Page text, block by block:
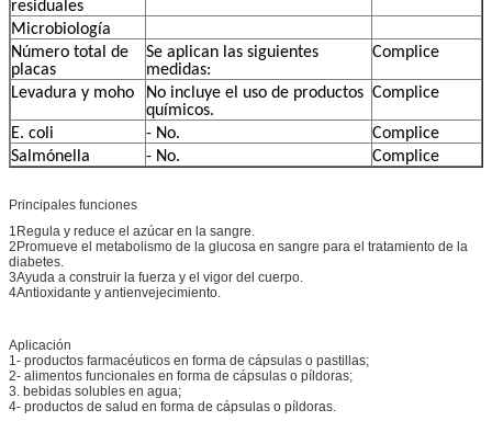
residuales
Microbiología
Número total de
placas
Se aplican las siguientes
medidas:
Complice
Levadura y moho
No incluye el uso de productos
químicos.
Complice
E. coli - No.
Complice
Salmónella
- No. Complice
Principales funciones
1Regula y reduce el azúcar en la sangre.
2Promueve el metabolismo de la glucosa en sangre para el tratamiento de la
diabetes.
3Ayuda a construir la fuerza y el vigor del cuerpo.
4Antioxidante y antienvejecimiento.
Aplicación
1- productos farmacéuticos en forma de cápsulas o pastillas;
2- alimentos funcionales en forma de cápsulas o píldoras;
3. bebidas solubles en agua;
4- productos de salud en forma de cápsulas o píldoras.